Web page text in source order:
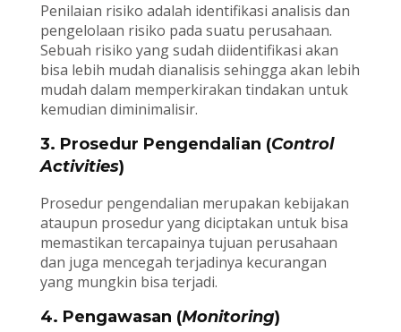
Penilaian risiko adalah identifikasi analisis dan
pengelolaan risiko pada suatu perusahaan.
Sebuah risiko yang sudah diidentifikasi akan
bisa lebih mudah dianalisis sehingga akan lebih
mudah dalam memperkirakan tindakan untuk
kemudian diminimalisir.
3. Prosedur Pengendalian (Control
Activities)
Prosedur pengendalian merupakan kebijakan
ataupun prosedur yang diciptakan untuk bisa
memastikan tercapainya tujuan perusahaan
dan juga mencegah terjadinya kecurangan
yang mungkin bisa terjadi.
4. Pengawasan (Monitoring)